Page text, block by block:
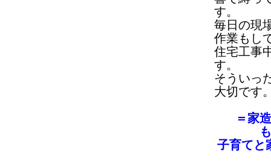
す。
毎日の現
作業もし
住宅工事
す。
そういっ
大切です
＝家
子育てと